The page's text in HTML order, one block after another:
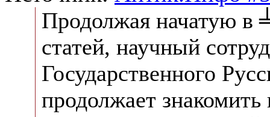
Продолжая начатую
статей, научный
Государственного
продолжает